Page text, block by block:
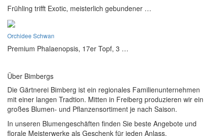
Frühling trifft Exotic, meisterlich gebundener …
Orchidee Schwan
Premium Phalaenopsis, 17er Topf, 3 …
Über Bimbergs
Die Gärtnerei Bimberg ist ein regionales Familienunternehmen
mit einer langen Tradtion. Mitten in Freiberg produzieren wir ein
großes Blumen- und Pflanzensortiment je nach Saison.
In unseren Blumengeschäften finden Sie beste Angebote und
florale Meisterwerke als Geschenk für jeden Anlass.